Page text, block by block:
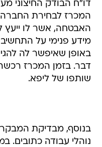
דו"ח הבודק החיצוני
המכרז לבחירת
האבטחה, אשר לו ייעץ
מידע פנימי על
באופן שאיפשר לה
דבר. בזמן המכרז
שותפו של ליפא.
בנוסף, מבדיקת
נוהלי עבודה כתובים.